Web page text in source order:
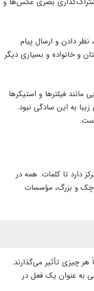
نظر دادن و ارسال پیام
و خانواده و بسیاری دیگر
مانند فیلترها و استیکرها
به این سادگی نبود.
تمرکز دارد تا کلمات. همه در
کوچک و بزرگ، مؤسسات
هر چیزی تأثیر می‌گذارند.
به عنوان یک فعل در